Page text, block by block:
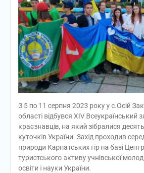
З 5 по 11 серпня 2023 року у с.Осій
області відбувся XIV Всеукраїнський
краєзнавців, на який зібралися
куточків України. Захід проходив
природи Карпатських гір на базі
туристського активу учнівської
освіти і науки України.